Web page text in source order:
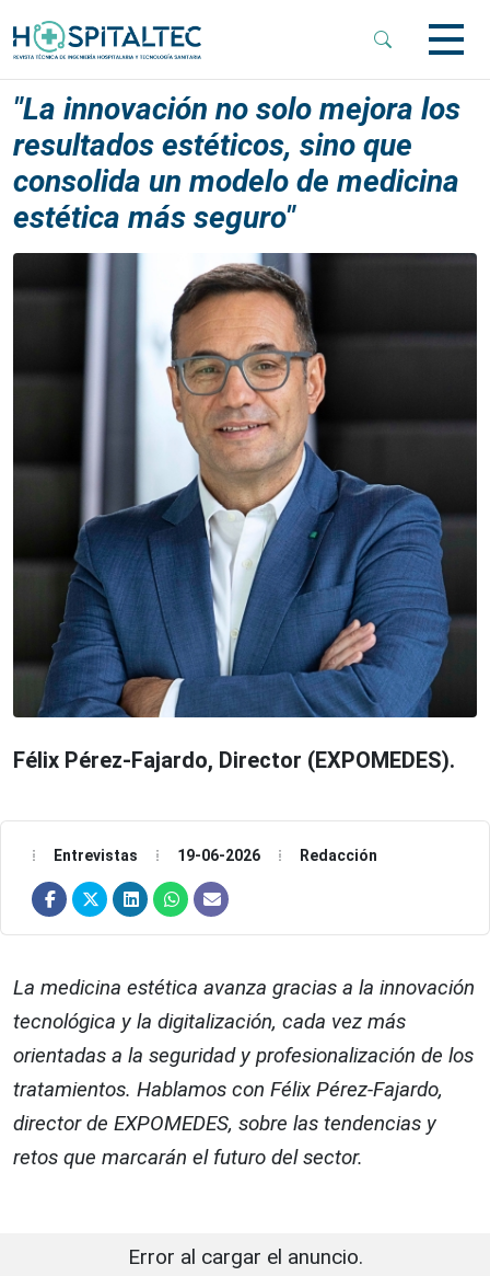
Menu
Menu
Menu
"La innovación no solo mejora los
resultados estéticos, sino que
consolida un modelo de medicina
estética más seguro"
Félix Pérez-Fajardo, Director (EXPOMEDES).
Entrevistas 19-06-2026 Redacción
La medicina estética avanza gracias a la innovación
tecnológica y la digitalización, cada vez más
orientadas a la seguridad y profesionalización de los
tratamientos. Hablamos con Félix Pérez-Fajardo,
director de EXPOMEDES, sobre las tendencias y
retos que marcarán el futuro del sector.
Error al cargar el anuncio.